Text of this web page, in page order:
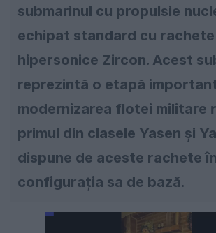
submarinul cu propulsie
echipat standard cu rachete
hipersonice Zircon. Acest
reprezintă o etapă
modernizarea flotei militare
primul din clasele Yasen și
dispune de aceste rachete în
configurația sa de bază.